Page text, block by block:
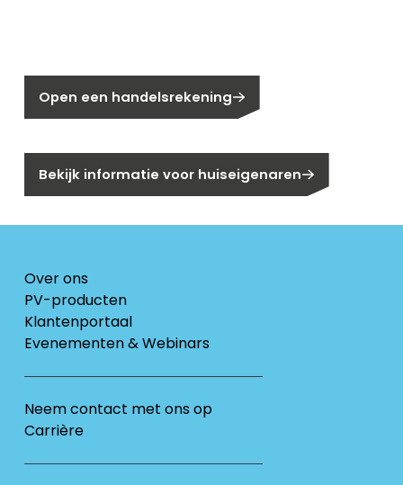
Open een handelsrekening
Bekijk informatie voor huiseigenaren
Over ons
PV-producten
Klantenportaal
Evenementen & Webinars
Neem contact met ons op
Carrière